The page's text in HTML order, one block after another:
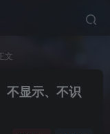
文
不显示、不识